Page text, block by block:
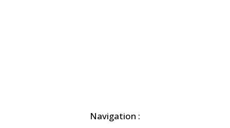
Navigation :